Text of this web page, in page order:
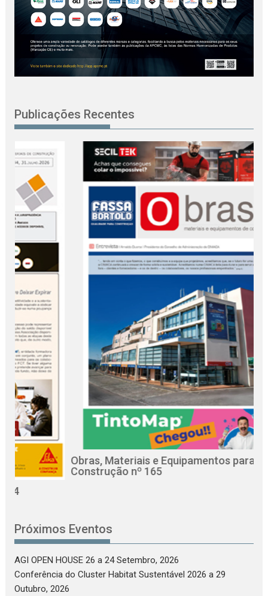
Publicações Recentes
Obras, Materiais e Equipamentos para a
Construção nº 165
Próximos Eventos
AGI OPEN HOUSE 26 a 24 Setembro, 2026
Conferência do Cluster Habitat Sustentável 2026 a 29
Outubro, 2026